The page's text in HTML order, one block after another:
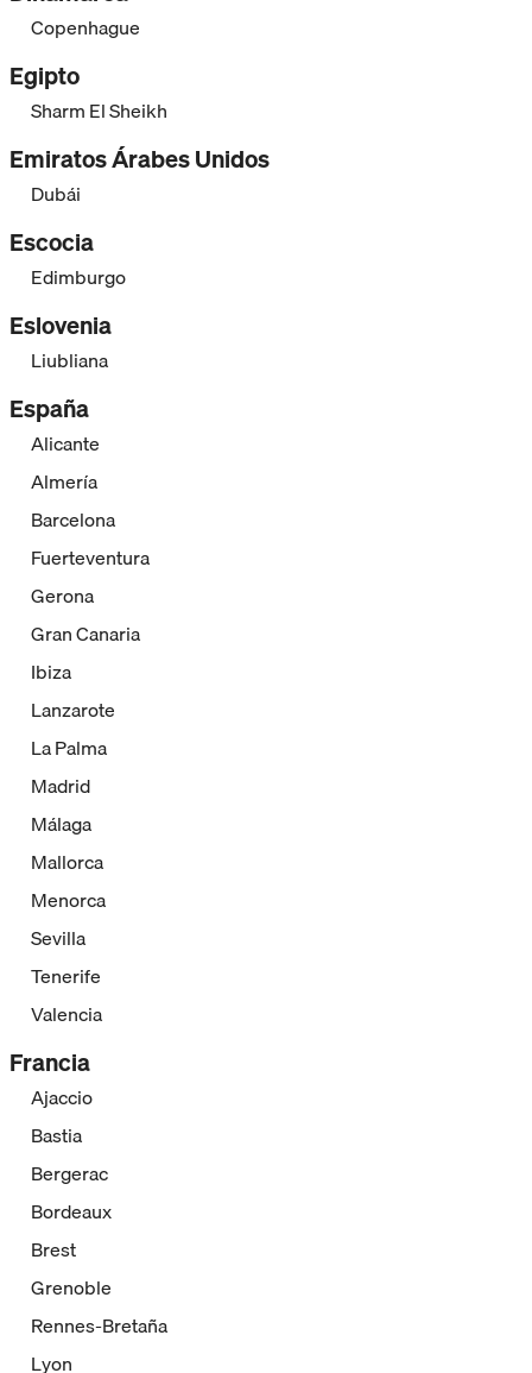
Copenhague
Egipto
Sharm El Sheikh
Emiratos Árabes Unidos
Dubái
Escocia
Edimburgo
Eslovenia
Liubliana
España
Alicante
Almería
Barcelona
Fuerteventura
Gerona
Gran Canaria
Ibiza
Lanzarote
La Palma
Madrid
Málaga
Mallorca
Menorca
Sevilla
Tenerife
Valencia
Francia
Ajaccio
Bastia
Bergerac
Bordeaux
Brest
Grenoble
Rennes-Bretaña
Lyon